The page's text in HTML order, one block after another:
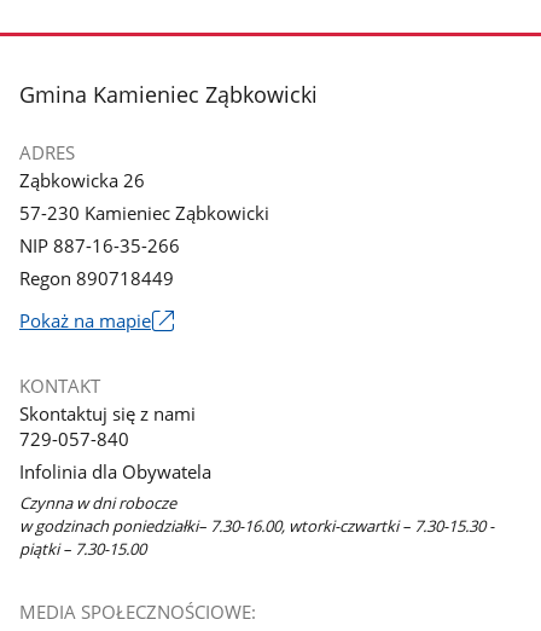
stopka
Gmina Kamieniec Ząbkowicki
ADRES
Ząbkowicka 26
57-230 Kamieniec Ząbkowicki
NIP 887-16-35-266
Regon 890718449
Pokaż na mapieLink
nowym
KONTAKT
Skontaktuj się z nami
729-057-840
Infolinia dla Obywatela
Czynna w dni robocze
w godzinach poniedziałki– 7.30-16.00, wtorki-czwartki – 7.30-15.30 -
piątki – 7.30-15.00
MEDIA SPOŁECZNOŚCIOWE: